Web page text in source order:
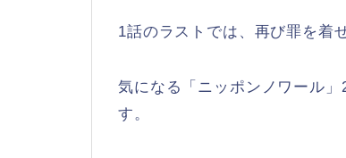
1話のラストでは、再び罪を着
気になる「ニッポンノワール
す。